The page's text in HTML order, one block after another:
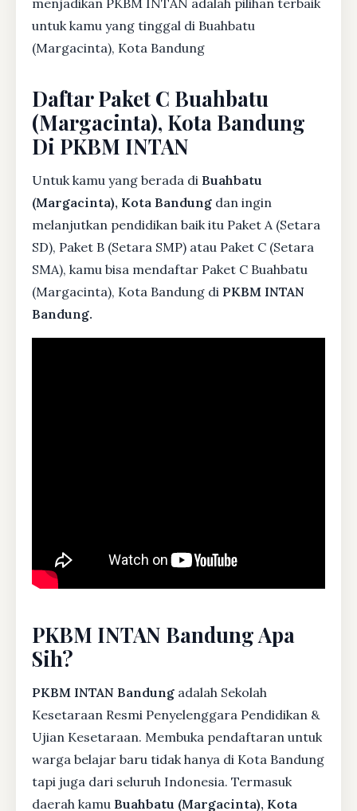
untuk kamu yang tinggal di Buahbatu
(Margacinta), Kota Bandung
Daftar Paket C Buahbatu
(Margacinta), Kota Bandung
Di PKBM INTAN
Untuk kamu yang berada di Buahbatu
(Margacinta), Kota Bandung dan ingin
melanjutkan pendidikan baik itu Paket A (Setara
SD), Paket B (Setara SMP) atau Paket C (Setara
SMA), kamu bisa mendaftar Paket C Buahbatu
(Margacinta), Kota Bandung di PKBM INTAN
Bandung.
PKBM INTAN Bandung Apa
Sih?
PKBM INTAN Bandung adalah Sekolah
Kesetaraan Resmi Penyelenggara Pendidikan &
Ujian Kesetaraan. Membuka pendaftaran untuk
warga belajar baru tidak hanya di Kota Bandung
tapi juga dari seluruh Indonesia. Termasuk
daerah kamu Buahbatu (Margacinta), Kota